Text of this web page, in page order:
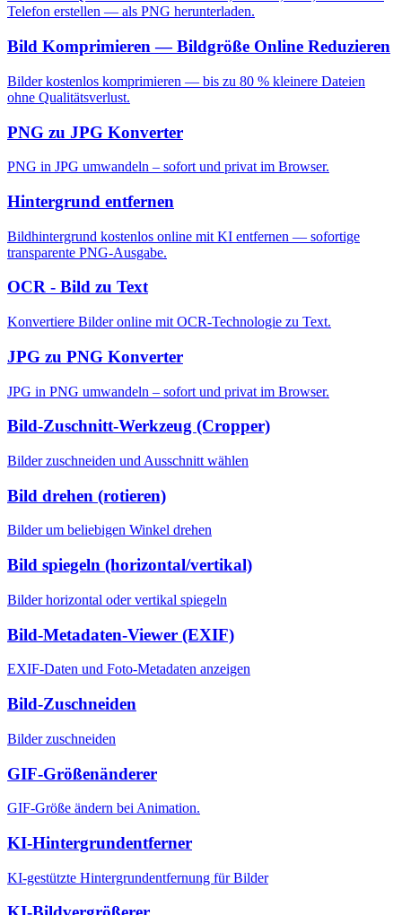
Telefon erstellen — als PNG herunterladen.
Bild Komprimieren — Bildgröße Online Reduzieren
Bilder kostenlos komprimieren — bis zu 80 % kleinere Dateien
ohne Qualitätsverlust.
PNG zu JPG Konverter
PNG in JPG umwandeln – sofort und privat im Browser.
Hintergrund entfernen
Bildhintergrund kostenlos online mit KI entfernen — sofortige
transparente PNG-Ausgabe.
OCR - Bild zu Text
Konvertiere Bilder online mit OCR-Technologie zu Text.
JPG zu PNG Konverter
JPG in PNG umwandeln – sofort und privat im Browser.
Bild-Zuschnitt-Werkzeug (Cropper)
Bilder zuschneiden und Ausschnitt wählen
Bild drehen (rotieren)
Bilder um beliebigen Winkel drehen
Bild spiegeln (horizontal/vertikal)
Bilder horizontal oder vertikal spiegeln
Bild-Metadaten-Viewer (EXIF)
EXIF-Daten und Foto-Metadaten anzeigen
Bild-Zuschneiden
Bilder zuschneiden
GIF-Größenänderer
GIF-Größe ändern bei Animation.
KI-Hintergrundentferner
KI-gestützte Hintergrundentfernung für Bilder